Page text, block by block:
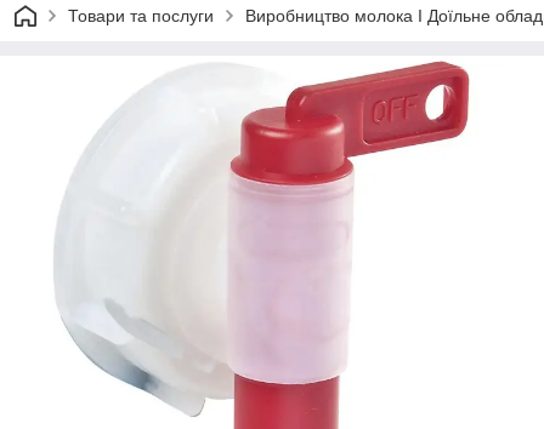
Товари та послуги Виробництво молока І Доїльне